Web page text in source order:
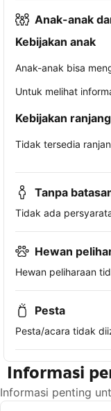
Anak-anak
Kebijakan anak
Anak-anak bisa
Untuk melihat
Kebijakan
Tidak tersedia
Tanpa
Tidak ada
Hewan
Hewan peliharaan
Pesta
Pesta/acara tidak
Informasi
Informasi penting